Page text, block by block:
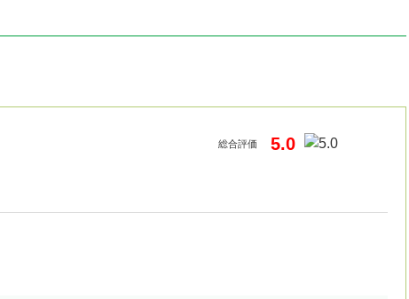
総合評価 5.0